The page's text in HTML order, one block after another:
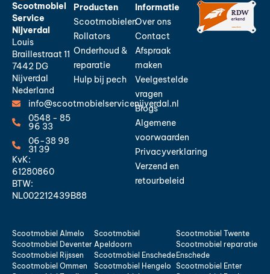
Scootmobiel
Service
Nijverdal
Louis
Braillestraat 11
7442 DG
Nijverdal
Nederland
info@scootmobielservicenijverdal.nl
0548 - 85
96 33
06-38 98
31 39
KvK:
61280860
BTW:
NL002212439B88
Producten
Scootmobielen
Rollators
Onderhoud &
reparatie
Hulp bij pech
Informatie
Over ons
Contact
Afspraak
maken
Veelgestelde
vragen
Blogs
Algemene
voorwaarden
Privacyverklaring
Verzend en
retourbeleid
Scootmobiel Almelo
Scootmobiel Deventer
Scootmobiel Rijssen
Scootmobiel Ommen
Scootmobiel
Apeldoorn
Scootmobiel Enschede
Scootmobiel Hengelo
Scootmobiel Twente
Scootmobiel reparatie
Enschede
Scootmobiel Enter